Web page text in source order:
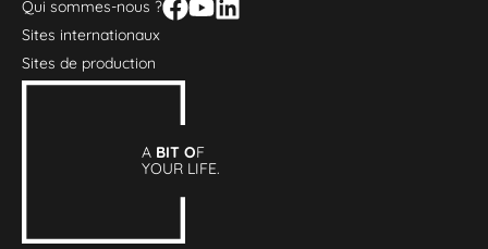
Qui sommes-nous ?
Sites internationaux
Sites de production
A BIT OF
YOUR LIFE.